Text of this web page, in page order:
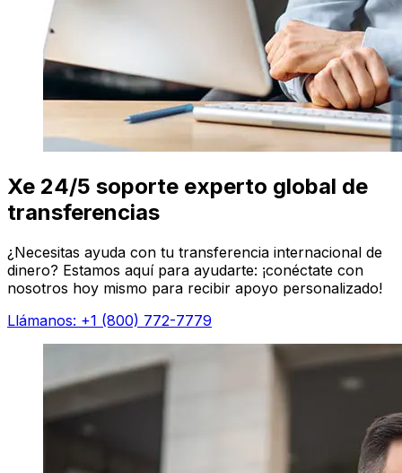
Xe 24/5 soporte experto global de
transferencias
¿Necesitas ayuda con tu transferencia internacional de
dinero? Estamos aquí para ayudarte: ¡conéctate con
nosotros hoy mismo para recibir apoyo personalizado!
Llámanos: +1 (800) 772-7779